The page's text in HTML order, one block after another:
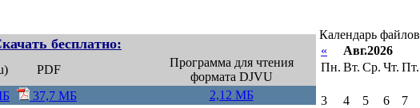
бесплатно:
PDF
Программа для чтения
формата DJVU
37,7 МБ 2,12 МБ
Календарь файлов
«
Авг.2026
Пн. Вт. Ср. Чт. Пт.
3
4 5 6 7